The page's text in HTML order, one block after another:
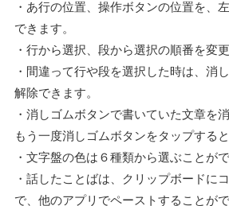
・あ行の位置、操作ボタンの位置を、
できます。
・行から選択、段から選択の順番を変更
・間違って行や段を選択した時は、消
解除できます。
・消しゴムボタンで書いていた文章を
もう一度消しゴムボタンをタップする
・文字盤の色は６種類から選ぶことがで
・話したことばは、クリップボードに
で、他のアプリでペーストすることがで